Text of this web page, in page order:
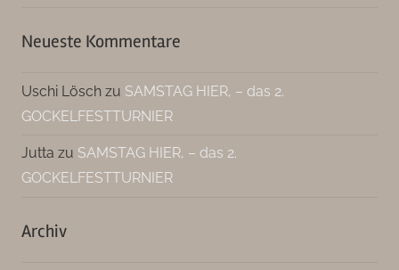
Neueste Kommentare
Uschi Lösch zu SAMSTAG HIER, – das 2.
GOCKELFESTTURNIER
Jutta zu SAMSTAG HIER, – das 2.
GOCKELFESTTURNIER
Archiv